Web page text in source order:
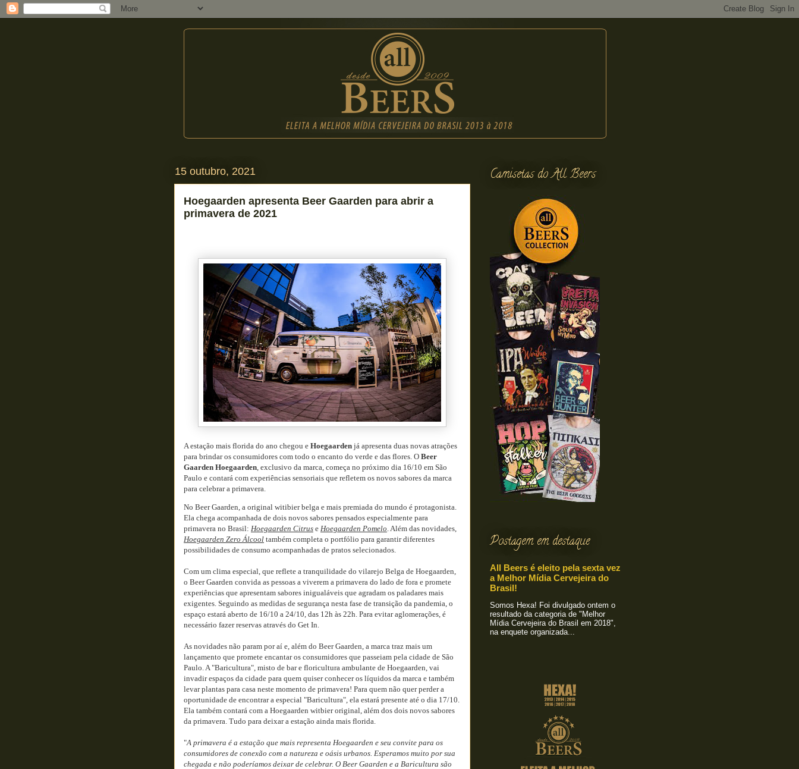
15 outubro, 2021
Hoegaarden apresenta Beer Gaarden para abrir a
primavera de 2021
A estação mais florida do ano chegou e Hoegaarden já apresenta duas novas atrações
para brindar os consumidores com todo o encanto do verde e das flores. O Beer
Gaarden Hoegaarden, exclusivo da marca, começa no próximo dia 16/10 em São
Paulo e contará com experiências sensoriais que refletem os novos sabores da marca
para celebrar a primavera.
No Beer Gaarden, a original witibier belga e mais premiada do mundo é protagonista.
Ela chega acompanhada de dois novos sabores pensados especialmente para
primavera no Brasil: Hoegaarden Citrus e Hoegaarden Pomelo. Além das novidades,
Hoegaarden Zero Álcool também completa o portfólio para garantir diferentes
possibilidades de consumo acompanhadas de pratos selecionados.
Com um clima especial, que reflete a tranquilidade do vilarejo Belga de Hoegaarden,
o Beer Gaarden convida as pessoas a viverem a primavera do lado de fora e promete
experiências que apresentam sabores inigualáveis que agradam os paladares mais
exigentes. Seguindo as medidas de segurança nesta fase de transição da pandemia, o
espaço estará aberto de 16/10 a 24/10, das 12h às 22h. Para evitar aglomerações, é
necessário fazer reservas através do Get In.
As novidades não param por aí e, além do Beer Gaarden, a marca traz mais um
lançamento que promete encantar os consumidores que passeiam pela cidade de São
Paulo. A "Baricultura", misto de bar e floricultura ambulante de Hoegaarden, vai
invadir espaços da cidade para quem quiser conhecer os líquidos da marca e também
levar plantas para casa neste momento de primavera! Para quem não quer perder a
oportunidade de encontrar a especial "Baricultura", ela estará presente até o dia 17/10.
Ela também contará com a Hoegaarden witbier original, além dos dois novos sabores
da primavera. Tudo para deixar a estação ainda mais florida.
"A primavera é a estação que mais representa Hoegaarden e seu convite para os
consumidores de conexão com a natureza e oásis urbanos. Esperamos muito por sua
chegada e não poderíamos deixar de celebrar. O Beer Gaarden e a Baricultura são
Camisetas do All Beers
Postagem em destaque
All Beers é eleito pela sexta vez
a Melhor Mídia Cervejeira do
Brasil!
Somos Hexa! Foi divulgado ontem o
resultado da categoria de "Melhor
Mídia Cervejeira do Brasil em 2018",
na enquete organizada...